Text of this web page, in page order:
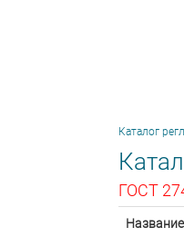
Каталог
ГОСТ
Название